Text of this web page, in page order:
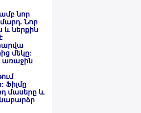
նոր
Նոր
և ներքին
մեկը:
առաջին
Ֆիլմը
մասերը և